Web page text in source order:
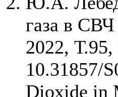
газа в
2022,
10.31857/
Dioxide in